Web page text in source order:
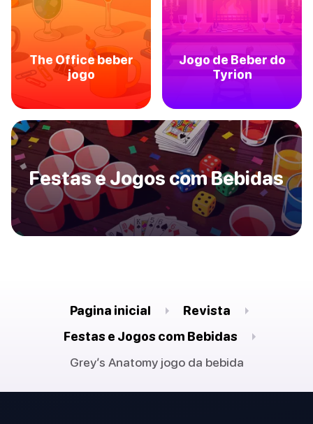
The Office beber
jogo
Jogo de Beber do
Tyrion
Festas e Jogos com Bebidas
Pagina inicial
Revista
Festas e Jogos com Bebidas
Grey’s Anatomy jogo da bebida